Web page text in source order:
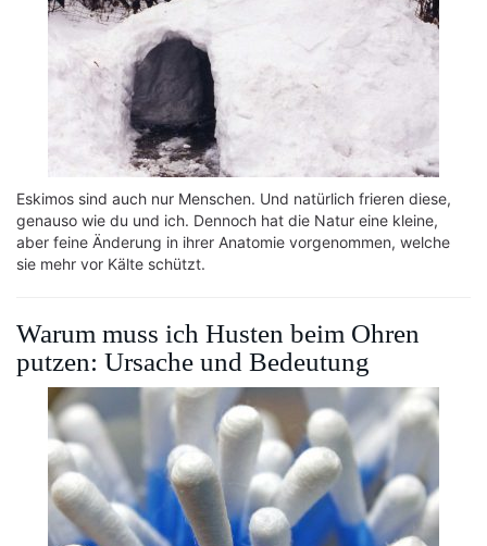
Eskimos sind auch nur Menschen. Und natürlich frieren diese,
genauso wie du und ich. Dennoch hat die Natur eine kleine,
aber feine Änderung in ihrer Anatomie vorgenommen, welche
sie mehr vor Kälte schützt.
Warum muss ich Husten beim Ohren
putzen: Ursache und Bedeutung